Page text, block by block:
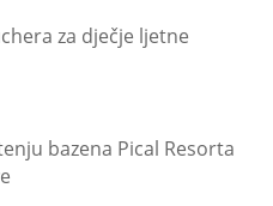
za dječje ljetne
bazena Pical Resorta